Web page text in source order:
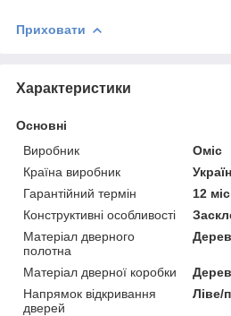
Приховати
Характеристики
Основні
Виробник
Оміс
Країна виробник
Гарантійний термін
12 міс
Конструктивні особливості
Матеріал дверного
полотна
Матеріал дверної коробки
Напрямок відкривання
дверей
Ліве/